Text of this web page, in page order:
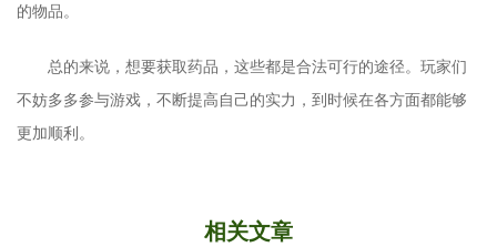
的物品。
总的来说，想要获取药品，这些都是合法可行的途径。玩家们
不妨多多参与游戏，不断提高自己的实力，到时候在各方面都能够
更加顺利。
相关文章